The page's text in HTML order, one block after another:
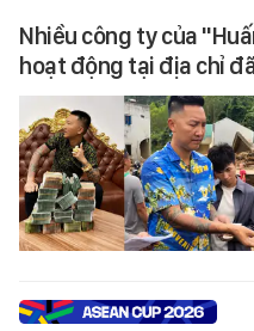
Nhiều công ty của
hoạt động tại địa chỉ